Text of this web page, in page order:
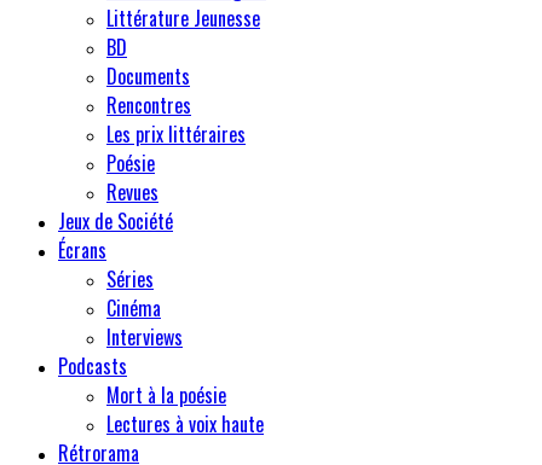
Littérature Jeunesse
BD
Documents
Rencontres
Les prix littéraires
Poésie
Revues
Jeux de Société
Écrans
Séries
Cinéma
Interviews
Podcasts
Mort à la poésie
Lectures à voix haute
Rétrorama